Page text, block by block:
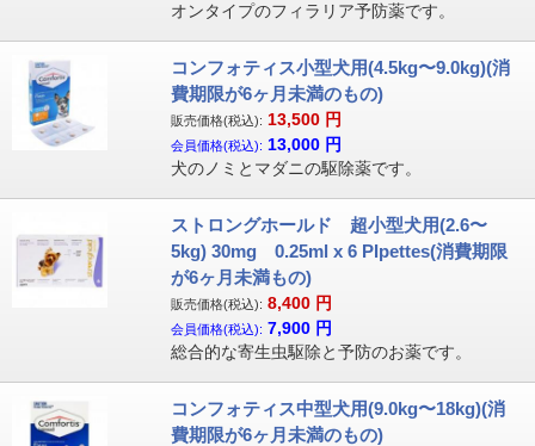
オンタイプのフィラリア予防薬です。
コンフォティス小型犬用(4.5kg〜9.0kg)(消
費期限が6ヶ月未満のもの)
販売価格(税込): 13,500 円
会員価格(税込): 13,000 円
犬のノミとマダニの駆除薬です。
ストロングホールド 超小型犬用(2.6〜
5kg) 30mg 0.25ml x 6 PIpettes(消費期限
が6ヶ月未満もの)
販売価格(税込): 8,400 円
会員価格(税込): 7,900 円
総合的な寄生虫駆除と予防のお薬です。
コンフォティス中型犬用(9.0kg〜18kg)(消
費期限が6ヶ月未満のもの)